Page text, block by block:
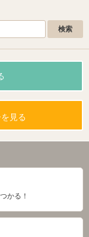
見る
かる！